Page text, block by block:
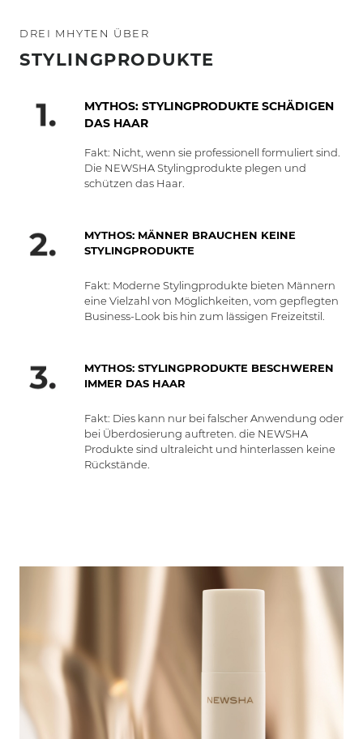
DREI MHYTEN ÜBER
STYLINGPRODUKTE
MYTHOS: STYLINGPRODUKTE SCHÄDIGEN
DAS HAAR
Fakt: Nicht, wenn sie professionell formuliert sind.
Die NEWSHA Stylingprodukte plegen und
schützen das Haar.
MYTHOS: MÄNNER BRAUCHEN KEINE
STYLINGPRODUKTE
Fakt: Moderne Stylingprodukte bieten Männern
eine Vielzahl von Möglichkeiten, vom gepflegten
Business-Look bis hin zum lässigen Freizeitstil.
MYTHOS: STYLINGPRODUKTE BESCHWEREN
IMMER DAS HAAR
Fakt: Dies kann nur bei falscher Anwendung oder
bei Überdosierung auftreten. die NEWSHA
Produkte sind ultraleicht und hinterlassen keine
Rückstände.